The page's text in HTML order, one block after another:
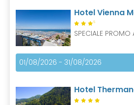
Hotel Vienna
S
SPECIALE
01/08/2026 - 31/08/2026
Hotel